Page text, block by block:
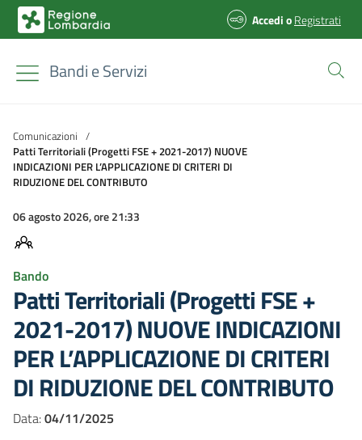
AccedioRegistrati
Bandi e Servizi
Comunicazioni /
Patti Territoriali (Progetti FSE + 2021-2017) NUOVE
INDICAZIONI PER L’APPLICAZIONE DI CRITERI DI
RIDUZIONE DEL CONTRIBUTO
06 agosto 2026, ore 21:33
Bando
Patti Territoriali (Progetti FSE +
2021-2017) NUOVE INDICAZIONI
PER L’APPLICAZIONE DI CRITERI
DI RIDUZIONE DEL CONTRIBUTO
Data:04/11/2025